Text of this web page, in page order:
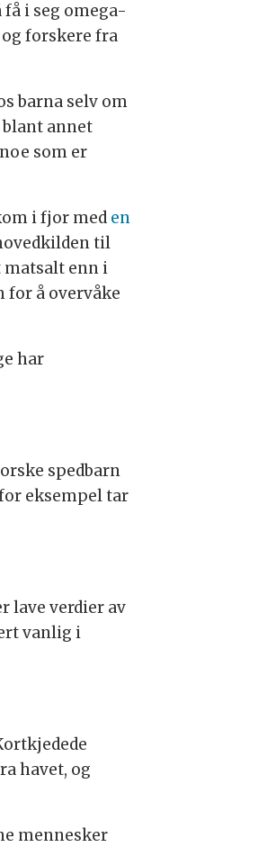
i seg omega-
forskere fra
barna selv om
annet
som er
i fjor med en
til
matsalt enn i
for å overvåke
har
spedbarn
eksempel tar
lave verdier av
vanlig i
havet, og
mennesker